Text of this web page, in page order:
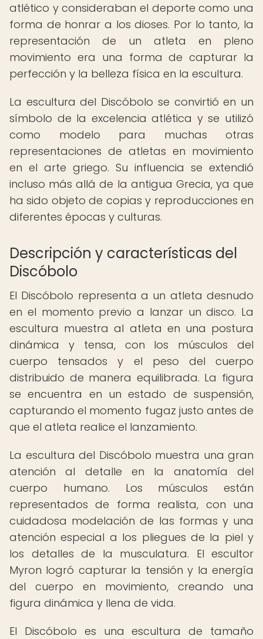
atlético y consideraban el deporte como una
forma de honrar a los dioses. Por lo tanto, la
representación de un atleta en pleno
movimiento era una forma de capturar la
perfección y la belleza física en la escultura.
La escultura del Discóbolo se convirtió en un
símbolo de la excelencia atlética y se utilizó
como modelo para muchas otras
representaciones de atletas en movimiento
en el arte griego. Su influencia se extendió
incluso más allá de la antigua Grecia, ya que
ha sido objeto de copias y reproducciones en
diferentes épocas y culturas.
Descripción y características del
Discóbolo
El Discóbolo representa a un atleta desnudo
en el momento previo a lanzar un disco. La
escultura muestra al atleta en una postura
dinámica y tensa, con los músculos del
cuerpo tensados y el peso del cuerpo
distribuido de manera equilibrada. La figura
se encuentra en un estado de suspensión,
capturando el momento fugaz justo antes de
que el atleta realice el lanzamiento.
La escultura del Discóbolo muestra una gran
atención al detalle en la anatomía del
cuerpo humano. Los músculos están
representados de forma realista, con una
cuidadosa modelación de las formas y una
atención especial a los pliegues de la piel y
los detalles de la musculatura. El escultor
Myron logró capturar la tensión y la energía
del cuerpo en movimiento, creando una
figura dinámica y llena de vida.
El Discóbolo es una escultura de tamaño